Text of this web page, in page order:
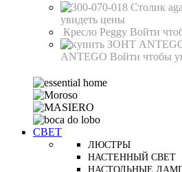
Столик
увидеть цены
Кресло Peggy Войти
ANTEGO Войти чтобы
СВЕТ
ЛЮСТРЫ
НАСТЕННЫЙ СВЕТ
НАСТОЛЬНЫЕ